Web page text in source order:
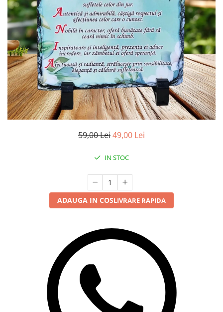
59,00 Lei49,00 Lei
IN STOC
ADAUGA IN COSLIVRARE RAPIDA